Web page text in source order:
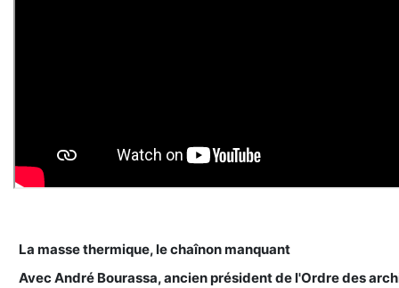
La masse thermique, le chaînon manquant
Avec André Bourassa, ancien président de l'Ordre des